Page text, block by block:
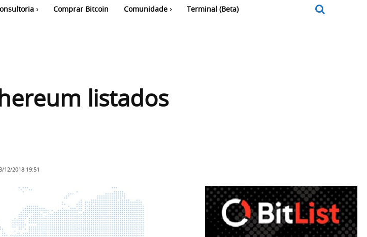
Comprar Bitcoin Comunidade Terminal (Beta)
listados
12/2018 19:51